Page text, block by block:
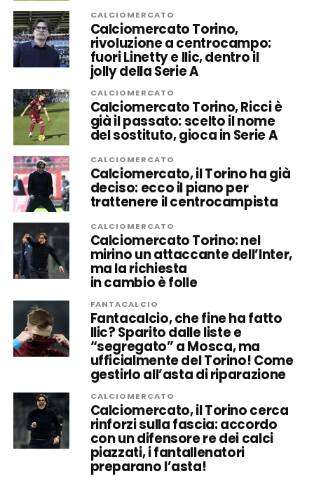
CALCIOMERCATO
Calciomercato Torino,
rivoluzione a centrocampo:
fuori Linetty e Ilic, dentro il
jolly della Serie A
CALCIOMERCATO
Calciomercato Torino, Ricci è
già il passato: scelto il nome
del sostituto, gioca in Serie A
CALCIOMERCATO
Calciomercato, il Torino ha già
deciso: ecco il piano per
trattenere il centrocampista
CALCIOMERCATO
Calciomercato Torino: nel
mirino un attaccante dell’Inter,
ma la richiesta
in cambio è folle
FANTACALCIO
Fantacalcio, che fine ha fatto
Ilic? Sparito dalle liste e
“segregato” a Mosca, ma
ufficialmente del Torino! Come
gestirlo all’asta di riparazione
CALCIOMERCATO
Calciomercato, il Torino cerca
rinforzi sulla fascia: accordo
con un difensore re dei calci
piazzati, i fantallenatori
preparano l’asta!